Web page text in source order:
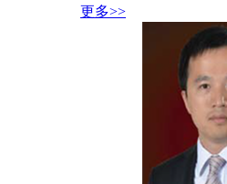
更多>>